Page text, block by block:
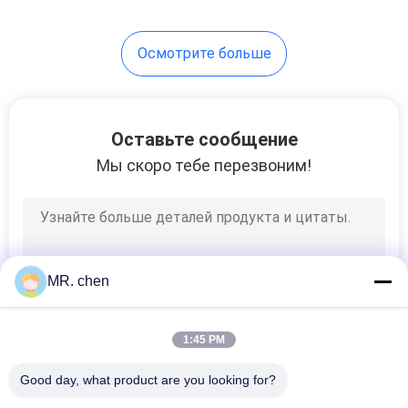
Двери
установок
Компрессор
холодильных
установок
110
Осмотрите больше
Оставьте сообщение
Мы скоро тебе перезвоним!
MR. chen
1:45 PM
Good day, what product are you looking for?